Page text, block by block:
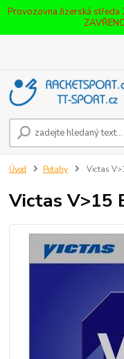
Provozovna Jizerská
Úvod Potahy Victas
Victas V>15